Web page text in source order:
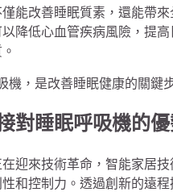
能改善睡眠質素，還能帶
降低心血管疾病風險，提高
機，是改善睡眠健康的關鍵步
對睡眠呼吸機的
迎來技術革命，智能家居
和控制力。透過創新的遠